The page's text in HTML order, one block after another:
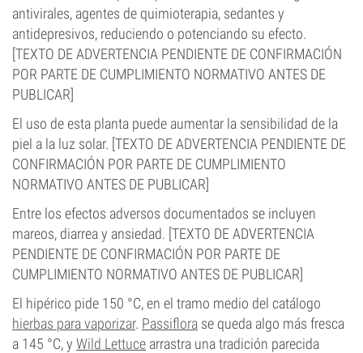
antivirales, agentes de quimioterapia, sedantes y
antidepresivos, reduciendo o potenciando su efecto.
[TEXTO DE ADVERTENCIA PENDIENTE DE CONFIRMACIÓN
POR PARTE DE CUMPLIMIENTO NORMATIVO ANTES DE
PUBLICAR]
El uso de esta planta puede aumentar la sensibilidad de la
piel a la luz solar. [TEXTO DE ADVERTENCIA PENDIENTE DE
CONFIRMACIÓN POR PARTE DE CUMPLIMIENTO
NORMATIVO ANTES DE PUBLICAR]
Entre los efectos adversos documentados se incluyen
mareos, diarrea y ansiedad. [TEXTO DE ADVERTENCIA
PENDIENTE DE CONFIRMACIÓN POR PARTE DE
CUMPLIMIENTO NORMATIVO ANTES DE PUBLICAR]
El hipérico pide 150 °C, en el tramo medio del catálogo
hierbas para vaporizar. Passiflora se queda algo más fresca
a 145 °C, y Wild Lettuce arrastra una tradición parecida